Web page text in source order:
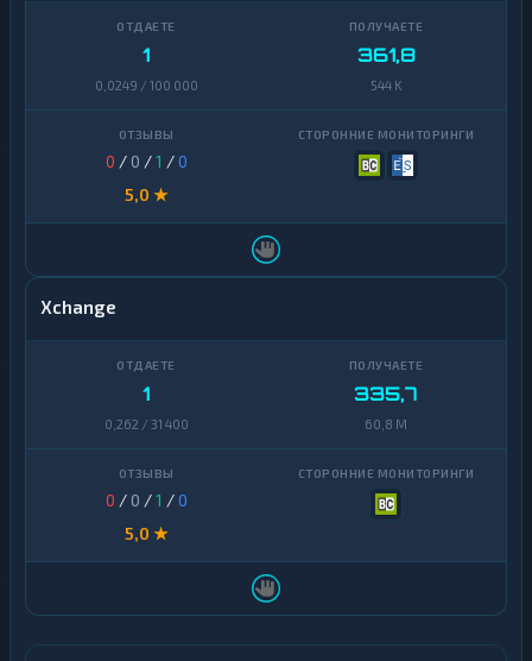
1
0,0249 / 100 000
361,8
544 K
0 / 0 /1 /0
5,0 ★
Xchange
1
0,262 / 31 400
335,7
60,8 M
0 / 0 /1 /0
5,0 ★